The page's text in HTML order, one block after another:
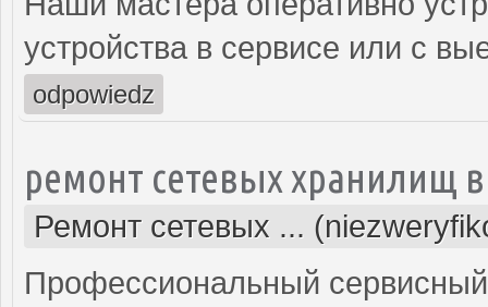
устройства в сервисе или с
odpowiedz
ремонт сетевых хранилищ
Ремонт сетевых ...
Профессиональный